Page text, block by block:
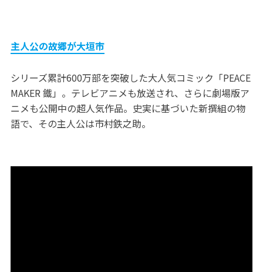
主人公の故郷が大垣市
シリーズ累計600万部を突破した大人気コミック「PEACE
MAKER 鐵」。テレビアニメも放送され、さらに劇場版ア
ニメも公開中の超人気作品。史実に基づいた新撰組の物
語で、その主人公は市村鉄之助。